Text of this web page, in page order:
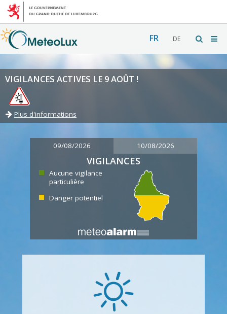
FR DE
VIGILANCES ACTIVES LE 9 AOÛT !
Plus d'informations
09/08/2026 10/08/2026
VIGILANCES
Aucune vigilance
particulière
Danger potentiel